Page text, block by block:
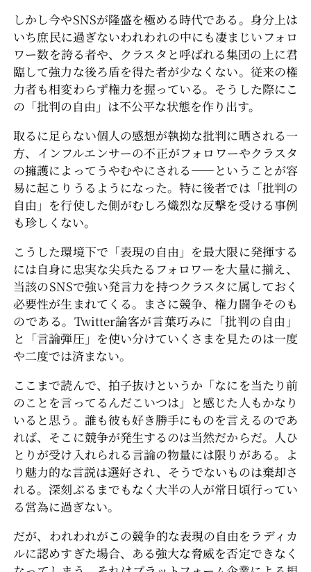
しかし今やSNSが隆盛を極める時代である。身分上は
いち庶民に過ぎないわれわれの中にも凄まじいフォロ
ワー数を誇る者や、クラスタと呼ばれる集団の上に君
臨して強力な後ろ盾を得た者が少なくない。従来の権
力者も相変わらず権力を握っている。そうした際にこ
の「批判の自由」は不公平な状態を作り出す。
取るに足らない個人の感想が執拗な批判に晒される一
方、インフルエンサーの不正がフォロワーやクラスタ
の擁護によってうやむやにされる――ということが容
易に起こりうるようになった。特に後者では「批判の
自由」を行使した側がむしろ熾烈な反撃を受ける事例
も珍しくない。
こうした環境下で「表現の自由」を最大限に発揮する
には自身に忠実な尖兵たるフォロワーを大量に揃え、
当該のSNSで強い発言力を持つクラスタに属しておく
必要性が生まれてくる。まさに競争、権力闘争そのも
のである。Twitter論客が言葉巧みに「批判の自由」
と「言論弾圧」を使い分けていくさまを見たのは一度
や二度では済まない。
ここまで読んで、拍子抜けというか「なにを当たり前
のことを言ってるんだこいつは」と感じた人もかなり
いると思う。誰も彼も好き勝手にものを言えるのであ
れば、そこに競争が発生するのは当然だからだ。人ひ
とりが受け入れられる言論の物量には限りがある。よ
り魅力的な言説は選好され、そうでないものは棄却さ
れる。深刻ぶるまでもなく大半の人が常日頃行ってい
る営為に過ぎない。
だが、われわれがこの競争的な表現の自由をラディカ
ルに認めすぎた場合、ある強大な脅威を否定できなく